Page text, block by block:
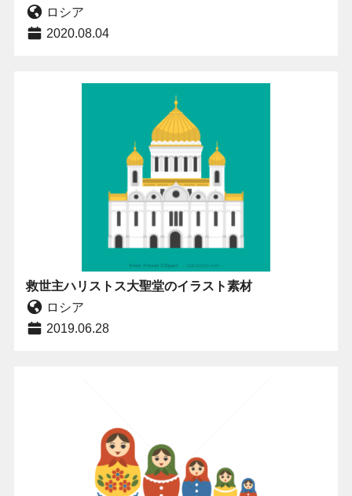
ロシア
2020.08.04
救世主ハリストス大聖堂のイラスト素材
ロシア
2019.06.28